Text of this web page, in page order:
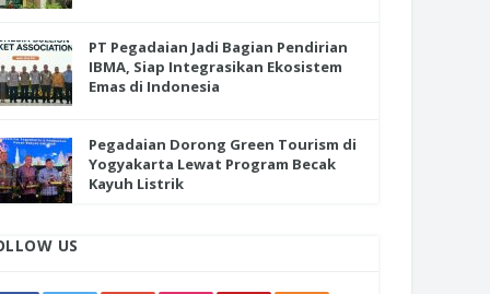
PT Pegadaian Jadi Bagian Pendirian
IBMA, Siap Integrasikan Ekosistem
Emas di Indonesia
Pegadaian Dorong Green Tourism di
Yogyakarta Lewat Program Becak
Kayuh Listrik
US